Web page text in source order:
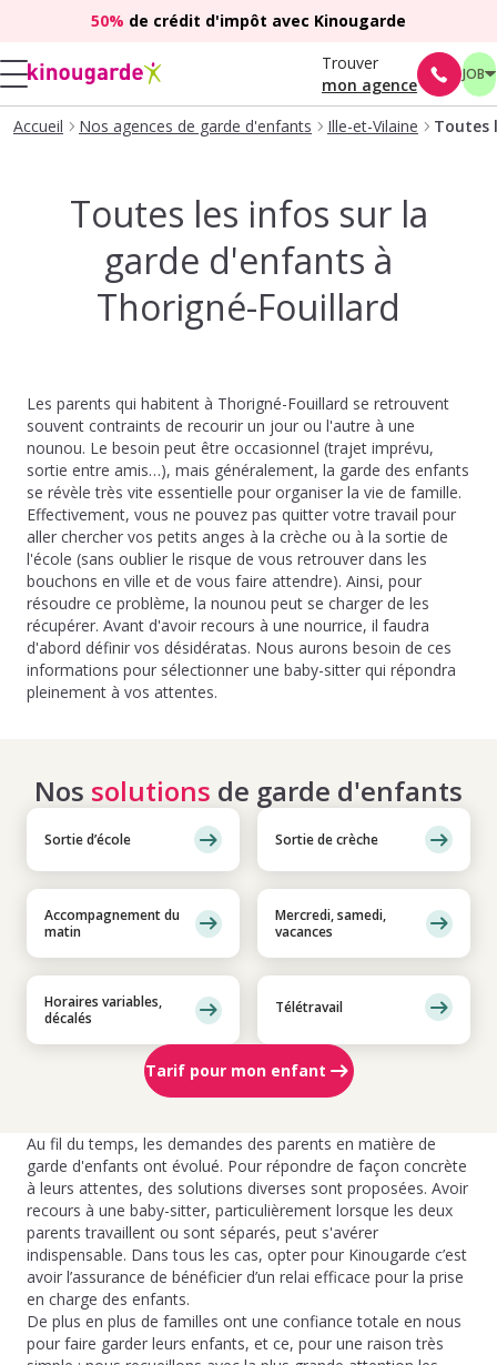
50% de crédit d'impôt avec Kinougarde
Trouver
mon agence
JOB
Accueil Nos agences de garde d'enfants Ille-et-Vilaine Toutes
Toutes les infos sur la
garde d'enfants à
Thorigné-Fouillard
Les parents qui habitent à Thorigné-Fouillard se retrouvent
souvent contraints de recourir un jour ou l'autre à une
nounou. Le besoin peut être occasionnel (trajet imprévu,
sortie entre amis…), mais généralement, la garde des enfants
se révèle très vite essentielle pour organiser la vie de famille.
Effectivement, vous ne pouvez pas quitter votre travail pour
aller chercher vos petits anges à la crèche ou à la sortie de
l'école (sans oublier le risque de vous retrouver dans les
bouchons en ville et de vous faire attendre). Ainsi, pour
résoudre ce problème, la nounou peut se charger de les
récupérer. Avant d'avoir recours à une nourrice, il faudra
d'abord définir vos désidératas. Nous aurons besoin de ces
informations pour sélectionner une baby-sitter qui répondra
pleinement à vos attentes.
Nos solutions de garde d'enfants
Sortie d’école Sortie de crèche
Accompagnement du
matin
Mercredi, samedi,
vacances
Horaires variables,
décalés
Télétravail
Tarif pour mon enfant
Au fil du temps, les demandes des parents en matière de
garde d'enfants ont évolué. Pour répondre de façon concrète
à leurs attentes, des solutions diverses sont proposées. Avoir
recours à une baby-sitter, particulièrement lorsque les deux
parents travaillent ou sont séparés, peut s'avérer
indispensable. Dans tous les cas, opter pour Kinougarde c’est
avoir l’assurance de bénéficier d’un relai efficace pour la prise
en charge des enfants.
De plus en plus de familles ont une confiance totale en nous
pour faire garder leurs enfants, et ce, pour une raison très